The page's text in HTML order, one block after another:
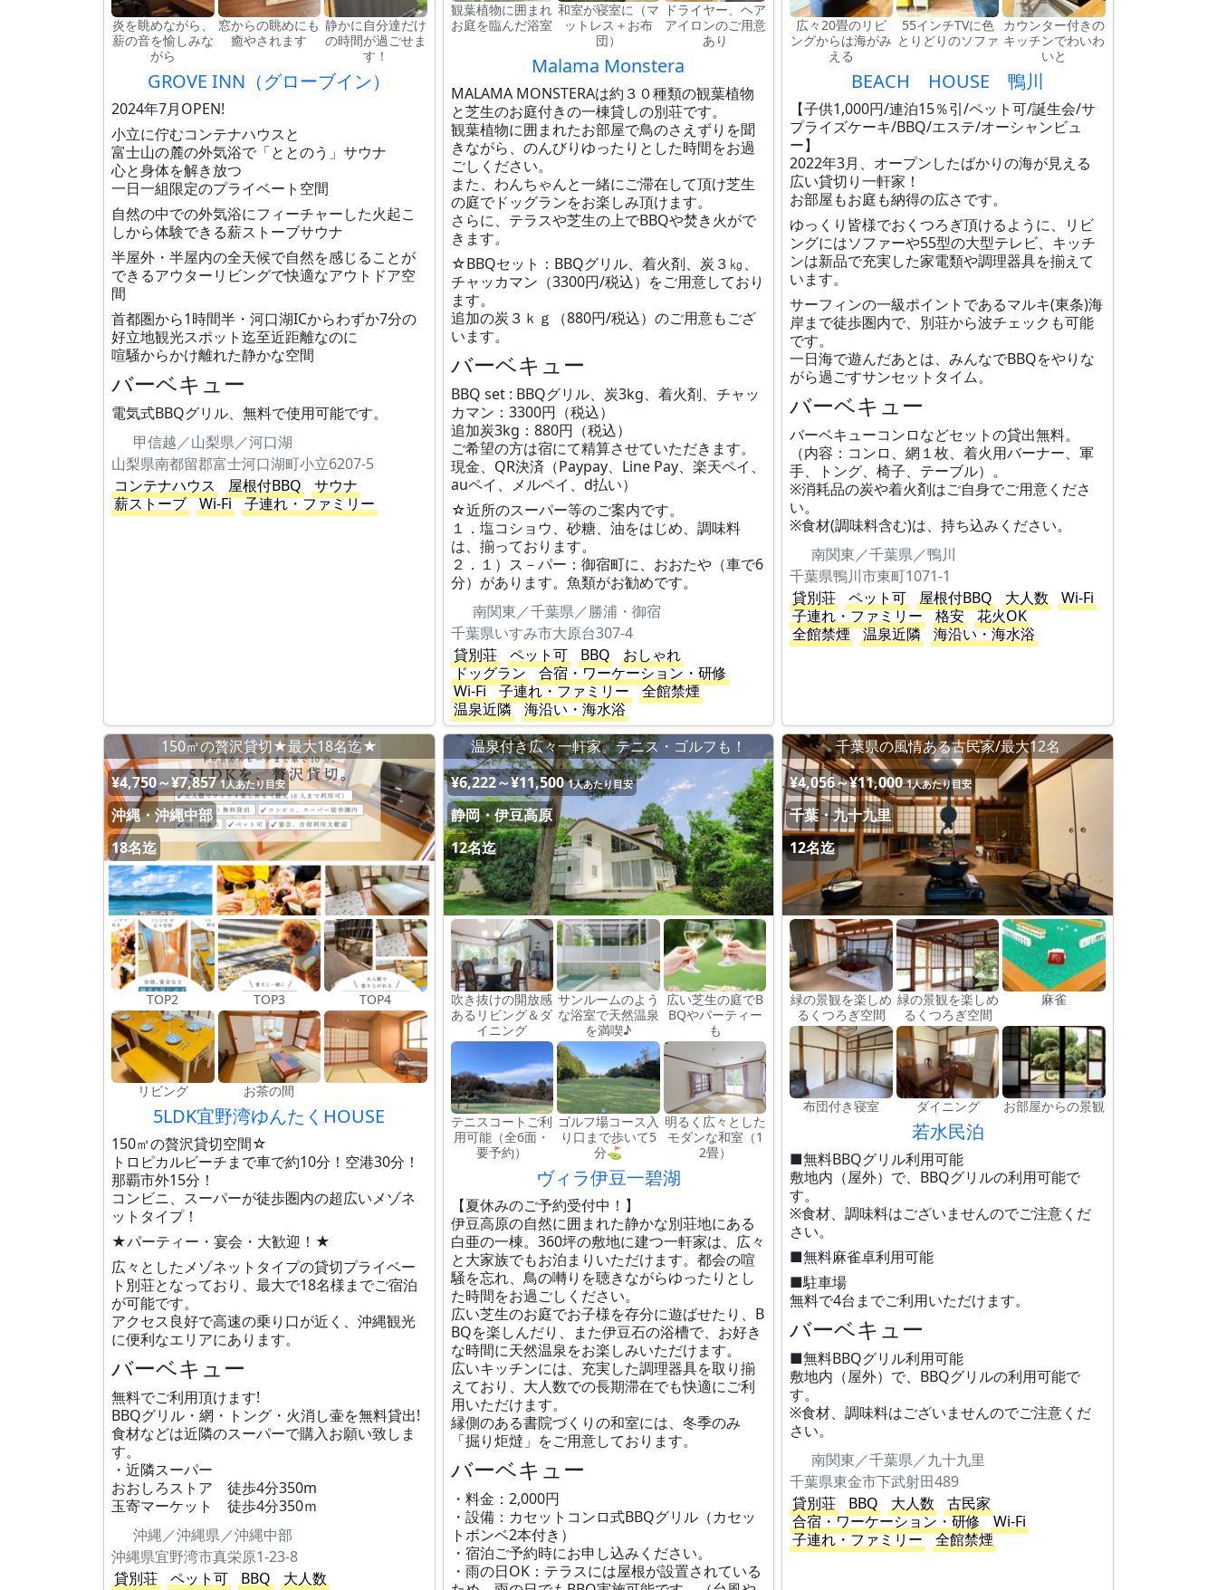
炎を眺めながら、
薪の音を愉しみな
がら
窓からの眺めにも
癒やされます
静かに自分達だけ
の時間が過ごせま
す！
GROVE INN（グローブイン）
2024年7月OPEN!
小立に佇むコンテナハウスと
富士山の麓の外気浴で「ととのう」サウナ
心と身体を解き放つ
一日一組限定のプライベート空間
自然の中での外気浴にフィーチャーした火起こ
しから体験できる薪ストーブサウナ
半屋外・半屋内の全天候で自然を感じることが
できるアウターリビングで快適なアウトドア空
間
首都圏から1時間半・河口湖ICからわずか7分の
好立地観光スポット迄至近距離なのに
喧騒からかけ離れた静かな空間
バーベキュー
電気式BBQグリル、無料で使用可能です。
甲信越／山梨県／河口湖
山梨県南都留郡富士河口湖町小立6207-5
コンテナハウス
屋根付BBQ
サウナ
薪ストーブ
Wi-Fi 子連れ・ファミリー
観葉植物に囲まれ
お庭を臨んだ浴室
和室が寝室に（マ
ットレス＋お布
団）
ドライヤー、ヘア
アイロンのご用意
あり
Malama Monstera
MALAMA MONSTERAは約３０種類の観葉植物
と芝生のお庭付きの一棟貸しの別荘です。
観葉植物に囲まれたお部屋で鳥のさえずりを聞
きながら、のんびりゆったりとした時間をお過
ごしください。
また、わんちゃんと一緒にご滞在して頂け芝生
の庭でドッグランをお楽しみ頂けます。
さらに、テラスや芝生の上でBBQや焚き火がで
きます。
☆BBQセット：BBQグリル、着火剤、炭３㎏、
チャッカマン（3300円/税込）をご用意しており
ます。
追加の炭３ｋｇ（880円/税込）のご用意もござ
います。
バーベキュー
BBQ set : BBQグリル、炭3kg、着火剤、チャッ
カマン：3300円（税込）
追加炭3kg：880円（税込）
ご希望の方は宿にて精算させていただきます。
現金、QR決済（Paypay、Line Pay、楽天ペイ、
auペイ、メルペイ、d払い）
☆近所のスーパー等のご案内です。
１．塩コショウ、砂糖、油をはじめ、調味料
は、揃っております。
２．１）ス－パー：御宿町に、おおたや（車で6
分）があります。魚類がお勧めです。
南関東／千葉県／勝浦・御宿
千葉県いすみ市大原台307-4
貸別荘
ペット可 BBQ
おしゃれ
ドッグラン
合宿・ワーケーション・研修
Wi-Fi
子連れ・ファミリー
全館禁煙
温泉近隣
海沿い・海水浴
広々20畳のリビ
ングからは海がみ
える
55インチTVに色
とりどりのソファ
カウンター付きの
キッチンでわいわ
いと
BEACH HOUSE 鴨川
【子供1,000円/連泊15％引/ペット可/誕生会/サ
プライズケーキ/BBQ/エステ/オーシャンビュ
ー】
2022年3月、オープンしたばかりの海が見える
広い貸切り一軒家！
お部屋もお庭も納得の広さです。
ゆっくり皆様でおくつろぎ頂けるように、リビ
ングにはソファーや55型の大型テレビ、キッチ
ンは新品で充実した家電類や調理器具を揃えて
います。
サーフィンの一級ポイントであるマルキ(東条)海
岸まで徒歩圏内で、別荘から波チェックも可能
です。
一日海で遊んだあとは、みんなでBBQをやりな
がら過ごすサンセットタイム。
バーベキュー
バーベキューコンロなどセットの貸出無料。
（内容：コンロ、網１枚、着火用バーナー、軍
手、トング、椅子、テーブル）。
※消耗品の炭や着火剤はご自身でご用意くださ
い。
※食材(調味料含む)は、持ち込みください。
南関東／千葉県／鴨川
千葉県鴨川市東町1071-1
貸別荘
ペット可 屋根付BBQ 大人数
Wi-Fi
子連れ・ファミリー
格安
花火OK
全館禁煙
温泉近隣 海沿い・海水浴
150㎡の贅沢貸切★最大18名迄★
¥4,750～¥7,857 1人あたり目安
沖縄・沖縄中部
18名迄
TOP2 TOP3 TOP4
リビング お茶の間
5LDK宜野湾ゆんたくHOUSE
150㎡の贅沢貸切空間☆
トロピカルビーチまで車で約10分！空港30分！
那覇市外15分！
コンビニ、スーパーが徒歩圏内の超広いメゾネ
ットタイプ！
★パーティー・宴会・大歓迎！★
広々としたメゾネットタイプの貸切プライベー
ト別荘となっており、最大で18名様までご宿泊
が可能です。
アクセス良好で高速の乗り口が近く、沖縄観光
に便利なエリアにあります。
バーベキュー
無料でご利用頂けます!
BBQグリル・網・トング・火消し壷を無料貸出!
食材などは近隣のスーパーで購入お願い致しま
す。
・近隣スーパー
おおしろストア 徒歩4分350m
玉寄マーケット 徒歩4分350ｍ
沖縄／沖縄県／沖縄中部
沖縄県宜野湾市真栄原1-23-8
貸別荘
ペット可 BBQ
大人数
温泉付き広々一軒家。テニス・ゴルフも！
¥6,222～¥11,500 1人あたり目安
静岡・伊豆高原
12名迄
吹き抜けの開放感
あるリビング＆ダ
イニング
サンルームのよう
な浴室で天然温泉
を満喫♪
広い芝生の庭でB
BQやパーティー
も
テニスコートご利
用可能（全6面・
要予約）
ゴルフ場コース入
り口まで歩いて5
分⛳️
明るく広々とした
モダンな和室（1
2畳）
ヴィラ伊豆一碧湖
【夏休みのご予約受付中！】
伊豆高原の自然に囲まれた静かな別荘地にある
白亜の一棟。360坪の敷地に建つ一軒家は、広々
と大家族でもお泊まりいただけます。都会の喧
騒を忘れ、鳥の囀りを聴きながらゆったりとし
た時間をお過ごしください。
広い芝生のお庭でお子様を存分に遊ばせたり、B
BQを楽しんだり、また伊豆石の浴槽で、お好き
な時間に天然温泉をお楽しみいただけます。
広いキッチンには、充実した調理器具を取り揃
えており、大人数での長期滞在でも快適にご利
用いただけます。
縁側のある書院づくりの和室には、冬季のみ
「掘り炬燵」をご用意しております。
バーベキュー
・料金：2,000円
・設備：カセットコンロ式BBQグリル（カセッ
トボンベ2本付き）
・宿泊ご予約時にお申し込みください。
・雨の日OK：テラスには屋根が設置されている
千葉県の風情ある古民家/最大12名
¥4,056～¥11,000 1人あたり目安
千葉・九十九里
12名迄
緑の景観を楽しめ
るくつろぎ空間
緑の景観を楽しめ
るくつろぎ空間
麻雀
布団付き寝室 ダイニング お部屋からの景観
若水民泊
■無料BBQグリル利用可能
敷地内（屋外）で、BBQグリルの利用可能で
す。
※食材、調味料はございませんのでご注意くだ
さい。
■無料麻雀卓利用可能
■駐車場
無料で4台までご利用いただけます。
バーベキュー
■無料BBQグリル利用可能
敷地内（屋外）で、BBQグリルの利用可能で
す。
※食材、調味料はございませんのでご注意くだ
さい。
南関東／千葉県／九十九里
千葉県東金市下武射田489
貸別荘
BBQ 大人数
古民家
合宿・ワーケーション・研修
Wi-Fi
子連れ・ファミリー
全館禁煙